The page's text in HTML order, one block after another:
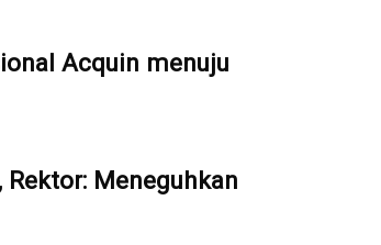
Acquin menuju
Meneguhkan